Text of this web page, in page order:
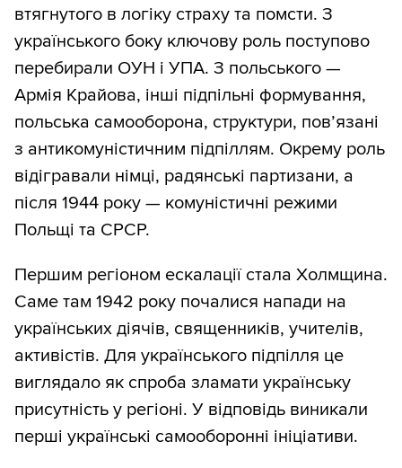
втягнутого в логіку страху та помсти. З
українського боку ключову роль поступово
перебирали ОУН і УПА. З польського —
Армія Крайова, інші підпільні формування,
польська самооборона, структури, пов’язані
з антикомуністичним підпіллям. Окрему роль
відігравали німці, радянські партизани, а
після 1944 року — комуністичні режими
Польщі та СРСР.
Першим регіоном ескалації стала Холмщина.
Саме там 1942 року почалися напади на
українських діячів, священників, учителів,
активістів. Для українського підпілля це
виглядало як спроба зламати українську
присутність у регіоні. У відповідь виникали
перші українські самооборонні ініціативи.